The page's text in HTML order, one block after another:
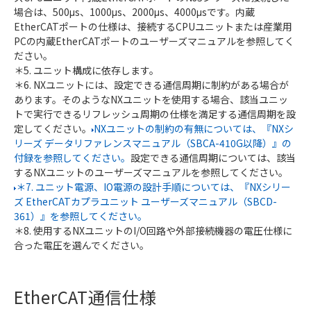
場合は、500μs、1000μs、2000μs、4000μsです。内蔵
EtherCATポートの仕様は、接続するCPUユニットまたは産業用
PCの内蔵EtherCATポートのユーザーズマニュアルを参照してく
ださい。
＊5. ユニット構成に依存します。
＊6. NXユニットには、設定できる通信周期に制約がある場合が
あります。そのようなNXユニットを使用する場合、該当ユニッ
トで実行できるリフレッシュ周期の仕様を満足する通信周期を設
定してください。
NXユニットの制約の有無については、『NXシ
リーズ データリファレンスマニュアル（SBCA-410G以降）』の
付録を参照してください。 設定できる通信周期については、該当
するNXユニットのユーザーズマニュアルを参照してください。
＊7. ユニット電源、IO電源の設計手順については、『NXシリー
ズ EtherCATカプラユニット ユーザーズマニュアル（SBCD-
361）』を参照してください。
＊8. 使用するNXユニットのI/O回路や外部接続機器の電圧仕様に
合った電圧を選んでください。
EtherCAT通信仕様